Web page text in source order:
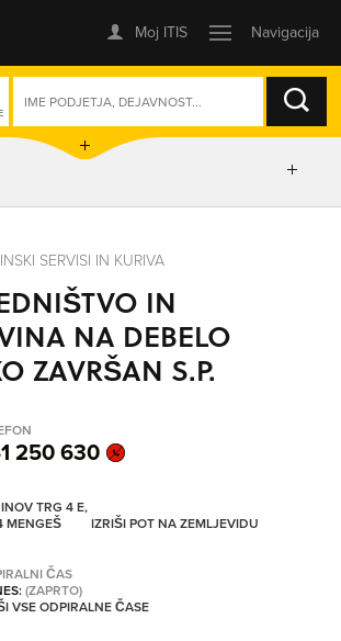
ISKANJE
ITIS
SERVISI IN KURIVA
IN
NA DEBELO
ZAVRŠAN S.P.
250 630
TRG 4 E,
MENGEŠ
IZRIŠI POT NA ZEMLJEVIDU
ČAS
(ZAPRTO)
VSE ODPIRALNE ČASE